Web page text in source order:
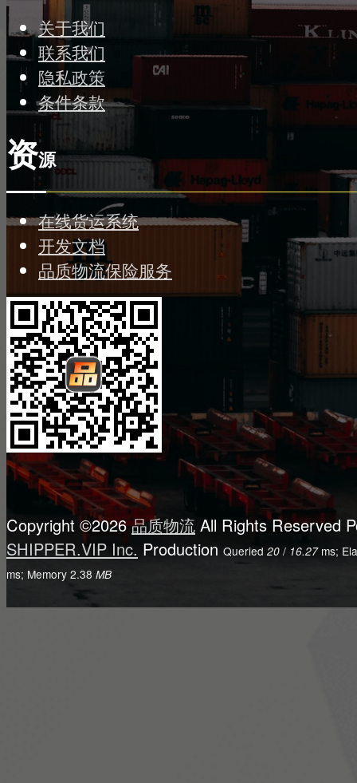
关于我们
联系我们
隐私政策
条件条款
资源
在线货运系统
开发文档
品质物流保险服务
Copyright ©2026品质物流 All Rights Reserved
SHIPPER.VIP Inc. Production Queried20 / 16.27ms;
ms; Memory 2.38 MB